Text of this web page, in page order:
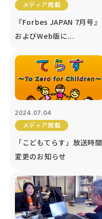
メディア掲載
『Forbes JAPAN 7月号』
およびWeb版に...
2024.07.04
メディア掲載
「こどもてらす」放送時間
変更のお知らせ